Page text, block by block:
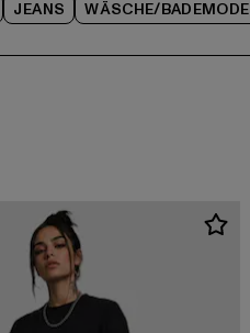
JEANS WÄSCHE/BADEMODE